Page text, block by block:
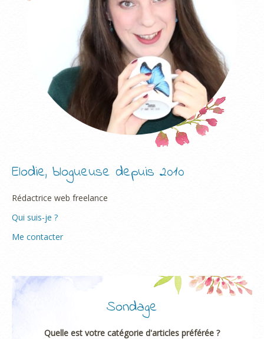
Elodie, blogueuse depuis 2010
Rédactrice web freelance
Qui suis-je ?
Me contacter
Sondage
Quelle est votre catégorie d'articles préférée ?